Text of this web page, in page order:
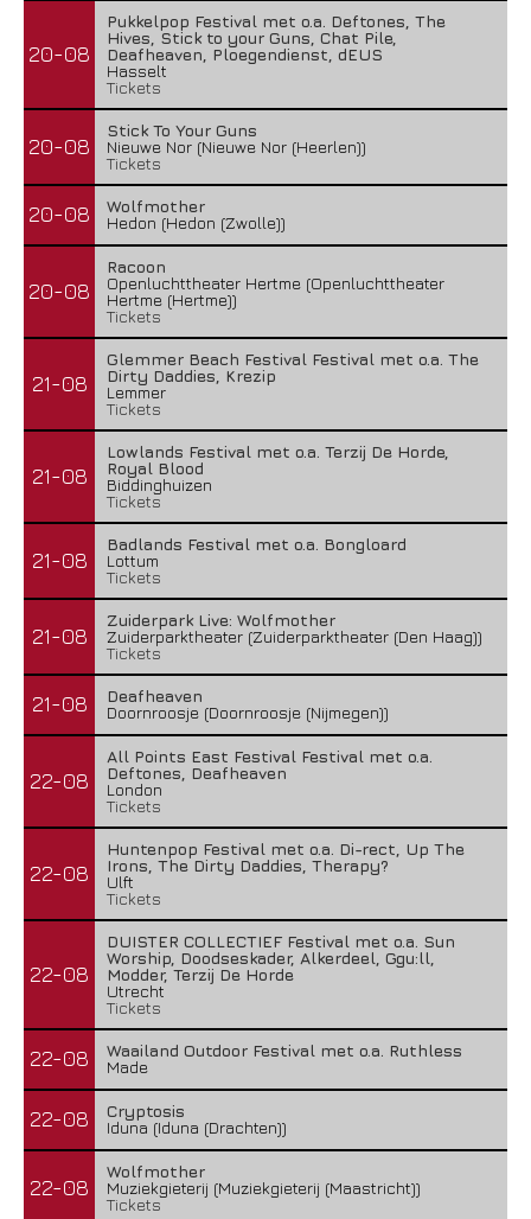
20-08
Pukkelpop Festival met o.a. Deftones, The
Hives, Stick to your Guns, Chat Pile,
Deafheaven, Ploegendienst, dEUS
Hasselt
Tickets
20-08
Stick To Your Guns
Nieuwe Nor (Nieuwe Nor (Heerlen))
Tickets
20-08
Wolfmother
Hedon (Hedon (Zwolle))
20-08
Racoon
Openluchttheater Hertme (Openluchttheater
Hertme (Hertme))
Tickets
21-08
Glemmer Beach Festival Festival met o.a. The
Dirty Daddies, Krezip
Lemmer
Tickets
21-08
Lowlands Festival met o.a. Terzij De Horde,
Royal Blood
Biddinghuizen
Tickets
21-08
Badlands Festival met o.a. Bongloard
Lottum
Tickets
21-08
Zuiderpark Live: Wolfmother
Zuiderparktheater (Zuiderparktheater (Den Haag))
Tickets
21-08
Deafheaven
Doornroosje (Doornroosje (Nijmegen))
22-08
All Points East Festival Festival met o.a.
Deftones, Deafheaven
London
Tickets
22-08
Huntenpop Festival met o.a. Di-rect, Up The
Irons, The Dirty Daddies, Therapy?
Ulft
Tickets
22-08
DUISTER COLLECTIEF Festival met o.a. Sun
Worship, Doodseskader, Alkerdeel, Ggu:ll,
Modder, Terzij De Horde
Utrecht
Tickets
22-08
Waailand Outdoor Festival met o.a. Ruthless
Made
22-08
Cryptosis
Iduna (Iduna (Drachten))
22-08
Wolfmother
Muziekgieterij (Muziekgieterij (Maastricht))
Tickets